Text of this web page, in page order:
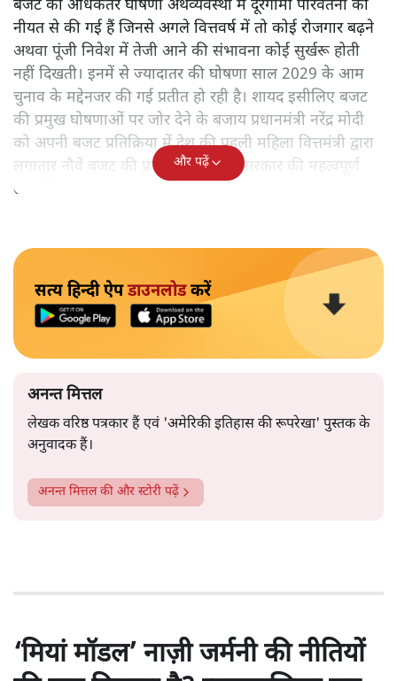
बजट की अधिकतर घोषणा अर्थव्यवस्था में दूरगामी परिवर्तनों की
नीयत से की गई हैं जिनसे अगले वित्तवर्ष में तो कोई रोजगार बढ़ने
अथवा पूंजी निवेश में तेजी आने की संभावना कोई सुर्खरू होती
नहीं दिखती। इनमें से ज्यादातर की घोषणा साल 2029 के आम
चुनाव के मद्देनजर की गई प्रतीत हो रही है। शायद इसीलिए बजट
की प्रमुख घोषणाओं पर जोर देने के बजाय प्रधानमंत्री नरेंद्र मोदी
को अपनी बजट प्रतिक्रिया में देश की पहली महिला वित्तमंत्री द्वारा
लगातार नौवें बजट की प्रस्तुति को अपनी सरकार की महत्वपूर्ण
उपलब्धि बताने पर मजबूर होना पड़ा।
और पढ़ें
सत्य हिन्दी ऐपडाउनलोडकरें
अनन्त मित्तल
लेखक वरिष्ठ पत्रकार हैं एवं 'अमेरिकी इतिहास की रूपरेखा' पुस्तक के
अनुवादक हैं।
अनन्त मित्तलकी और स्टोरी पढ़ें
‘मियां मॉडल’ नाज़ी जर्मनी की नीतियों